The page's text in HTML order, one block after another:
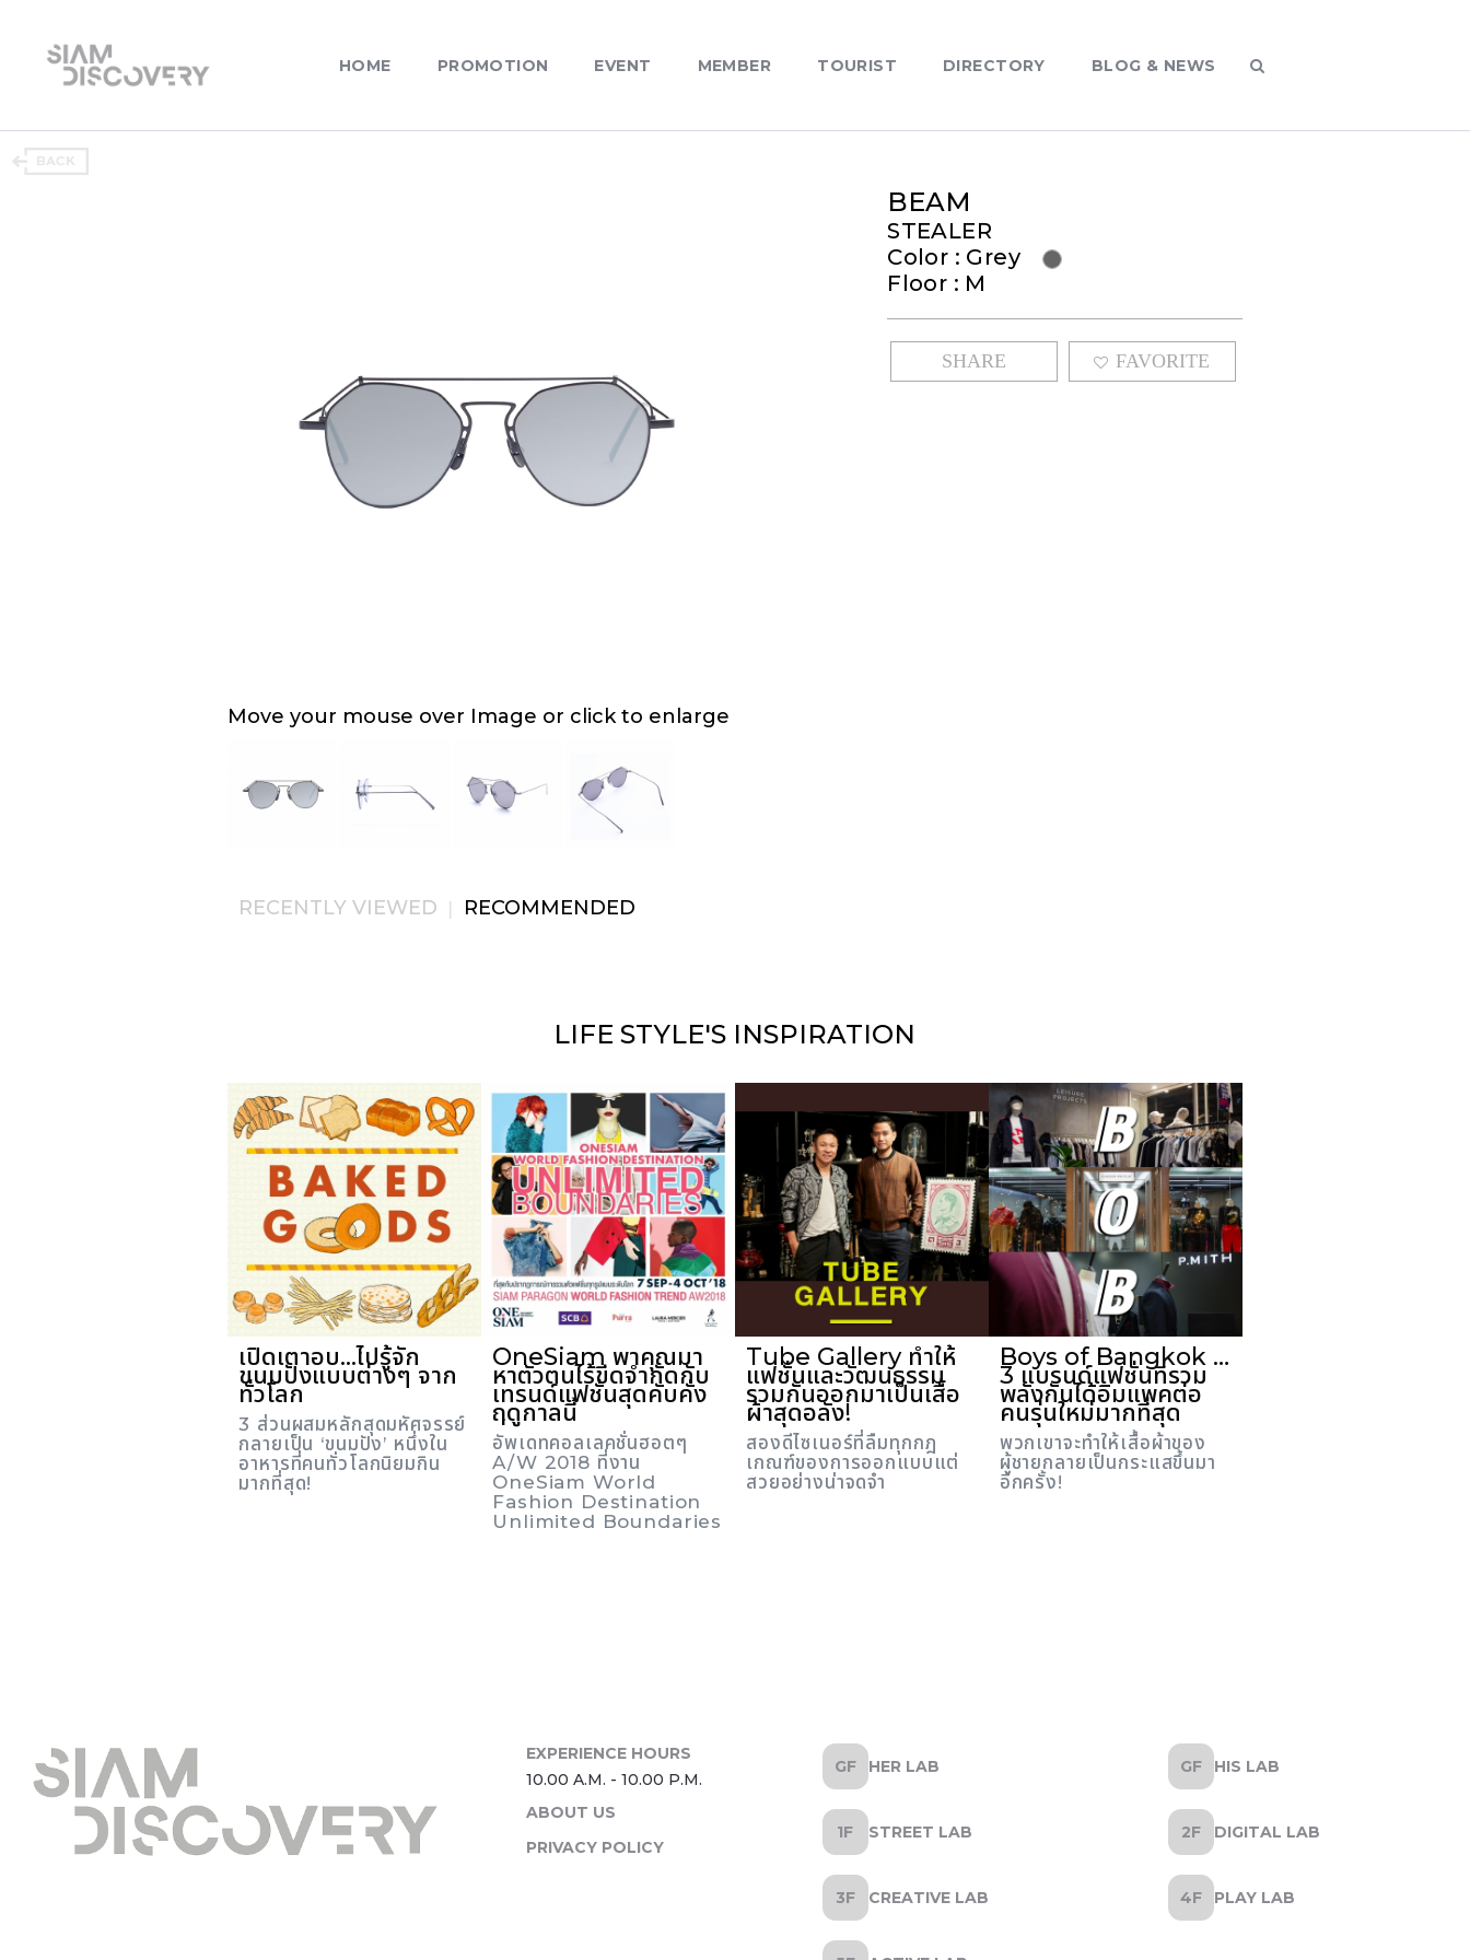
HOME PROMOTION EVENT MEMBER TOURIST DIRECTORY BLOG & NEWS
Move your mouse over Image or click to enlarge
BEAM
STEALER
Color : Grey
Floor : M
SHARE FAVORITE
RECENTLY VIEWED | RECOMMENDED
LIFE STYLE'S INSPIRATION
เปิดเตาอบ...ไปรู้จัก
ขนมปังแบบต่างๆ จาก
ทั่วโลก
3 ส่วนผสมหลักสุดมหัศจรรย์
กลายเป็น ‘ขนมปัง’ หนึ่งใน
อาหารที่คนทั่วโลกนิยมกิน
มากที่สุด!
OneSiam พาคุณมา
หาตัวตนไร้ขีดจำกัดกับ
เทรนด์แฟชั่นสุดคับคั่ง
ฤดูกาลนี้
อัพเดทคอลเลคชั่นฮอตๆ
A/W 2018 ที่งาน
OneSiam World
Fashion Destination
Unlimited Boundaries
Tube Gallery ทำให้
แฟชั่นและวัฒนธรรม
รวมกันออกมาเป็นเสื้อ
ผ้าสุดอลัง!
สองดีไซเนอร์ที่ลืมทุกกฎ
เกณฑ์ของการออกแบบแต่
สวยอย่างน่าจดจำ
Boys of Bangkok …
3 แบรนด์แฟชั่นที่รวม
พลังกันได้อิมแพคต่อ
คนรุ่นใหม่มากที่สุด
พวกเขาจะทำให้เสื้อผ้าของ
ผู้ชายกลายเป็นกระแสขึ้นมา
อีกครั้ง!
ABOUT US
PRIVACY POLICY
HER LAB HIS LAB
STREET LAB DIGITAL LAB
CREATIVE LAB PLAY LAB